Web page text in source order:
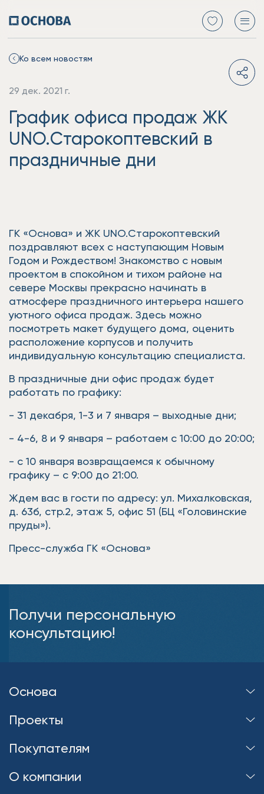
Ко всем новостям
29 дек. 2021 г.
График офиса продаж ЖК
UNO.Старокоптевский в
праздничные дни
ГК «Основа» и ЖК UNO.Старокоптевский
поздравляют всех с наступающим Новым
Годом и Рождеством! Знакомство с новым
проектом в спокойном и тихом районе на
севере Москвы прекрасно начинать в
атмосфере праздничного интерьера нашего
уютного офиса продаж. Здесь можно
посмотреть макет будущего дома, оценить
расположение корпусов и получить
индивидуальную консультацию специалиста.
В праздничные дни офис продаж будет
работать по графику:
- 31 декабря, 1-3 и 7 января – выходные дни;
- 4-6, 8 и 9 января – работаем с 10:00 до 20:00;
- с 10 января возвращаемся к обычному
графику – с 9:00 до 21:00.
Ждем вас в гости по адресу: ул. Михалковская,
д. 63б, стр.2, этаж 5, офис 51 (БЦ «Головинские
пруды»).
Пресс-служба ГК «Основа»
Получи персональную
консультацию!
Основа
Проекты
Покупателям
О компании